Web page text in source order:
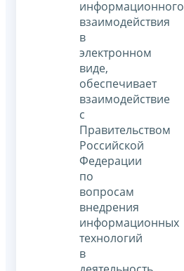
информационного
взаимодействия
в
электронном
виде,
обеспечивает
взаимодействие
с
Правительством
Российской
Федерации
по
вопросам
внедрения
информационных
технологий
в